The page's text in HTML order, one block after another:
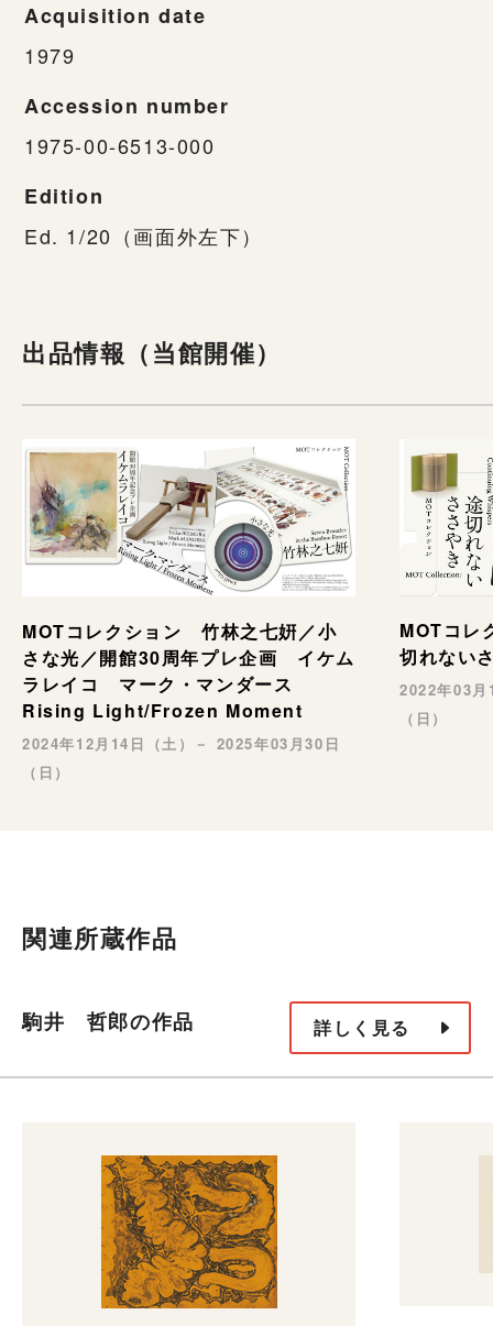
Acquisition date
1979
Accession number
1975-00-6513-000
Edition
Ed. 1/20（画面外左下）
出品情報（当館開催）
MOTコレクション 竹林之七姸／小
さな光／開館30周年プレ企画 イケム
ラレイコ マーク・マンダース
Rising Light/Frozen Moment
2024年12月14日（土）－ 2025年03月30日
（日）
MOTコレ
切れない
2022年03
（日）
関連所蔵作品
駒井 哲郎の作品 詳しく見る